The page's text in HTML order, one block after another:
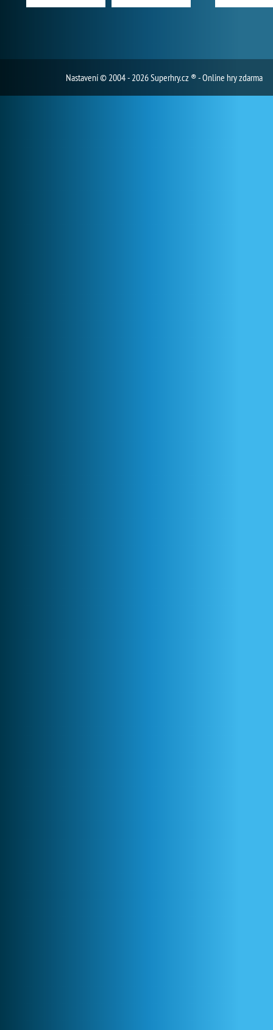
Nastavení© 2004 - 2026 Superhry.cz ® - Online hry zdarma